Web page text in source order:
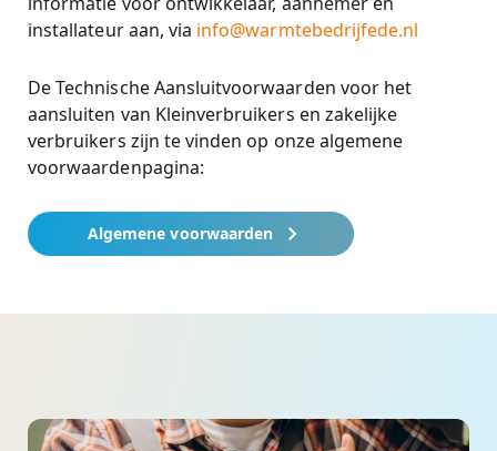
installateur aan, via info@warmtebedrijfede.nl
De Technische Aansluitvoorwaarden voor het
aansluiten van Kleinverbruikers en zakelijke
verbruikers zijn te vinden op onze algemene
voorwaardenpagina:
Algemene voorwaarden